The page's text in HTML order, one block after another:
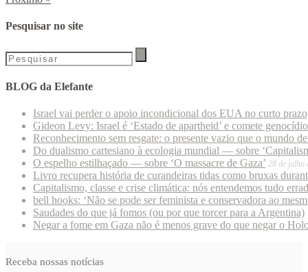
Pesquisar no site
BLOG da Elefante
Israel vai perder o apoio incondicional dos EUA no curto
Gideon Levy: Israel é ‘Estado de apartheid’ e comete
Reconhecimento sem resgate: o presente vazio que o mundo
Do dualismo cartesiano à ecologia mundial — sobre
O espelho estilhaçado — sobre ‘O massacre de Gaza’ 28 de julho
Livro recupera história de curandeiras tidas como bruxas
Capitalismo, classe e crise climática: nós entendemos tudo
bell hooks: ‘Não se pode ser feminista e conservadora ao
Saudades do que já fomos (ou por que torcer para a Argentina)
Negar a fome em Gaza não é menos grave do que negar o
Receba nossas notícias